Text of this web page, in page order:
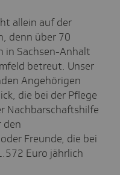
allein auf der
denn über 70
in Sachsen-Anhalt
betreut. Unser
Angehörigen
die bei der Pflege
Nachbarschaftshilfe
den
Freunde, die bei
Euro jährlich